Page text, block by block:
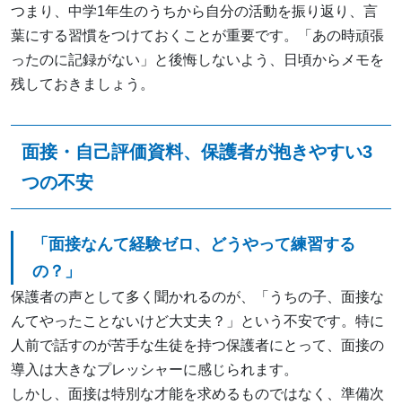
つまり、中学1年生のうちから自分の活動を振り返り、言
葉にする習慣をつけておくことが重要です。「あの時頑張
ったのに記録がない」と後悔しないよう、日頃からメモを
残しておきましょう。
面接・自己評価資料、保護者が抱きやすい3
つの不安
「面接なんて経験ゼロ、どうやって練習する
の？」
保護者の声として多く聞かれるのが、「うちの子、面接な
んてやったことないけど大丈夫？」という不安です。特に
人前で話すのが苦手な生徒を持つ保護者にとって、面接の
導入は大きなプレッシャーに感じられます。
しかし、面接は特別な才能を求めるものではなく、準備次